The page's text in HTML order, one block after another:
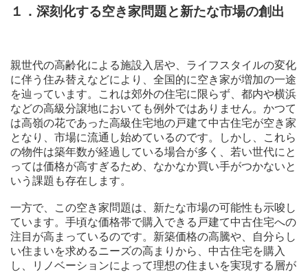
１．深刻化する空き家問題と新たな市場の創出
親世代の高齢化による施設入居や、ライフスタイルの変化
に伴う住み替えなどにより、全国的に空き家が増加の一途
を辿っています。これは郊外の住宅に限らず、都内や横浜
などの高級分譲地においても例外ではありません。かつて
は高嶺の花であった高級住宅地の戸建て中古住宅が空き家
となり、市場に流通し始めているのです。しかし、これら
の物件は築年数が経過している場合が多く、若い世代にと
っては価格が高すぎるため、なかなか買い手がつかないと
いう課題も存在します。
一方で、この空き家問題は、新たな市場の可能性も示唆し
ています。手頃な価格帯で購入できる戸建て中古住宅への
注目が高まっているのです。新築価格の高騰や、自分らし
い住まいを求めるニーズの高まりから、中古住宅を購入
し、リノベーションによって理想の住まいを実現する層が